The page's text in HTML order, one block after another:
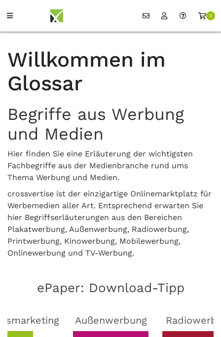
0
Willkommen im
Glossar
Begriffe aus Werbung
und Medien
Hier finden Sie eine Erläuterung der wichtigsten
Fachbegriffe aus der Medienbranche rund ums
Thema Werbung und Medien.
crossvertise ist der einzigartige Onlinemarktplatz für
Werbemedien aller Art. Entsprechend erwarten Sie
hier Begriffserläuterungen aus den Bereichen
Plakatwerbung, Außenwerbung, Radiowerbung,
Printwerbung, Kinowerbung, Mobilewerbung,
Onlinewerbung und TV-Werbung.
ePaper: Download-Tipp
Außenwerbung